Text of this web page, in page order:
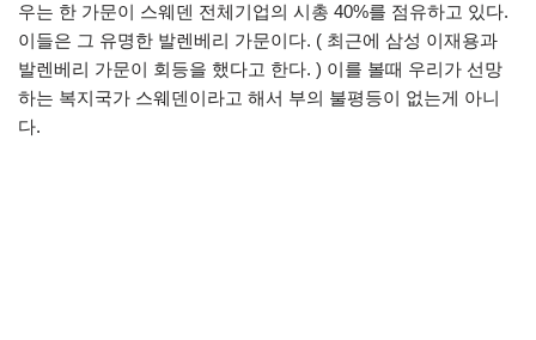
우는 한 가문이 스웨덴 전체기업의 시총 40%를 점유하고 있다.
이들은 그 유명한 발렌베리 가문이다. ( 최근에 삼성 이재용과
발렌베리 가문이 회등을 했다고 한다. ) 이를 볼때 우리가 선망
하는 복지국가 스웨덴이라고 해서 부의 불평등이 없는게 아니
다.